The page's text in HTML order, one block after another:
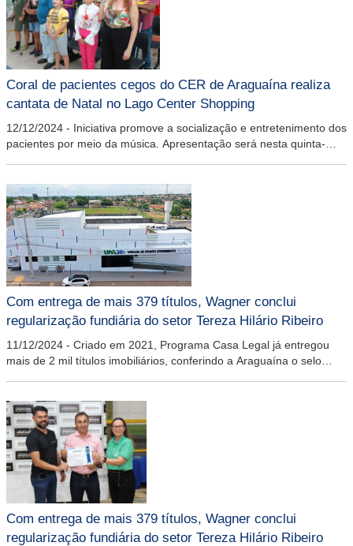
Coral de pacientes cegos do CER de Araguaína realiza
cantata de Natal no Lago Center Shopping
12/12/2024 - Iniciativa promove a socialização e entretenimento dos
pacientes por meio da música. Apresentação será nesta quinta-
Com entrega de mais 379 títulos, Wagner conclui
regularização fundiária do setor Tereza Hilário Ribeiro
11/12/2024 - Criado em 2021, Programa Casa Legal já entregou
mais de 2 mil títulos imobiliários, conferindo a Araguaína o selo
Com entrega de mais 379 títulos, Wagner conclui
regularização fundiária do setor Tereza Hilário Ribeiro